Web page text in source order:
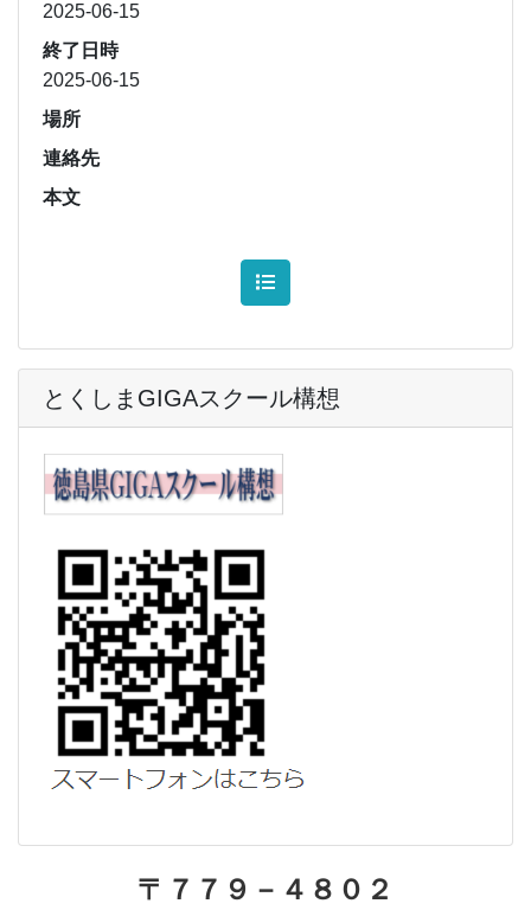
2025-06-15
終了日時
2025-06-15
場所
連絡先
本文
とくしまGIGAスクール構想
〒７７９－４８０２